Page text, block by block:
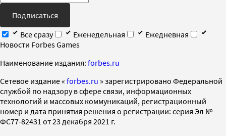
Подписаться
Все сразу
Еженедельная
Ежедневная
Новости Forbes Games
Наименование издания: forbes.ru
Cетевое издание « forbes.ru » зарегистрировано Федеральной
службой по надзору в сфере связи, информационных
технологий и массовых коммуникаций, регистрационный
номер и дата принятия решения о регистрации: серия Эл №
ФС77-82431 от 23 декабря 2021 г.